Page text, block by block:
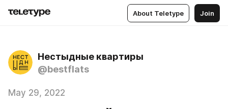
About Teletype Join
Нестыдные квартиры
@bestflats
May 29, 2022